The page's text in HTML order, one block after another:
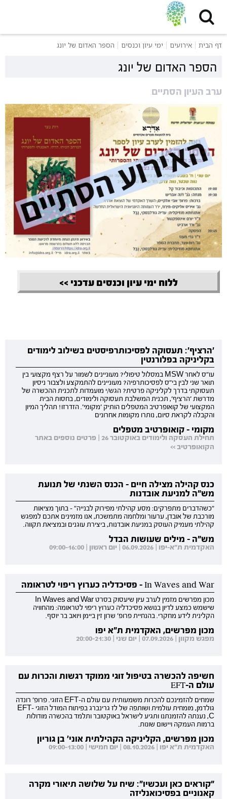
דף הבית אירועים ימי עיון וכנסים הספר האדום של יונג
הספר האדום של יונג
ערב העיון הסתיים
ללוח ימי עיון וכנסים עדכני >>
'הרציף': תעסוקה לפסיכותרפיסטים בשילוב לימודים
בקליניקה בפלורנטין
עו"ס לאחר MSW במסלול טיפולי? מעוניינים לשמור על רצף מקצועי בין
תואר שני לבין בי"ס לפסיכותרפיה? מעוניינים להתמקצע ולצבור ניסיון
תעסוקתי בדרך לקליניקה פרטית? הגש/י מועמדות לתכנית ההכשרה של
מדרשת 'הרציף', תכנית המשלבת תעסוקה ולימודים, בחסות הבית
המקצועי של קואופרטיב המטפלים הותיק 'מקומי'. הזדרזו! תהליך המיון
והקבלה לקראת סיום, נותרו מקומות אחרונים
מקומי - קואופרטיב מטפלים
תחילת העסקה ולימודים באוקטובר 26 | פרטים נוספים באתר
הקואופרטיב >>
כנס קהילה מצילה חיים - הכנס השנתי של תנועת
מש"ה למניעת אובדנות
"כשהדברים מתפרקים: מסע קהילתי מפירוק לבנייה" - בתוך מציאות
מורכבת של אובדן, ערעור ומלחמה מתמשכת, אנו מזמינים אתכם למפגש
קהילתי מעמיק העוסק במניעת אובדנות, ביצירת עוגנים ובמציאת תקווה.
מש"ה - מילים שעושות הבדל
האקדמית ת"א-יפו | 06.09.2026 | יום ראשון | 09:00-16:00
In Waves and War - פסיכדליה כערוץ ריפוי לטראומה
מכון מפרשים מזמין לערב עיון שיעסוק בסרט In Waves and War
שישמש כמצע לדיון בנושא פסיכדליה כערוץ ריפוי לטראומה: מהחוויה
הקלינית לידע מחקרי. בהנחיית פרופ' שרון זין ביימן ויואב בר יוסף.
מכון מפרשים, האקדמית ת"א יפו
מפגש מקוון | 07.09.2026 | יום שני | 20:00-21:30
חשיפה להכשרה בטיפול זוגי ממוקד רגשות והכרות עם
עולם ה-EFT
שמחים להזמינכם להכרות משמעותית עם עולם ה-EFT הזוגי. פרופ' רונדה
גולדמן, מומחית עולמית ושותפה של לז גרינברג בפיתוח המודל הזוגי EFT-
C, נענתה להזמנתנו ותגיע לישראל באוקטובר ותלמד בהכשרה מודולות
ברמות העמקה ויישום שונות.
מכון מפרשים, הקליניקה הקהילתית אוני' בן גוריון
האקדמית ת"א יפו | 08.10.2026 | יום חמישי | 09:00-13:00
"קוראים כאן ועכשיו": שיח על שלושה תיאורי מקרה
קאנוניים בפסיכואנליזה